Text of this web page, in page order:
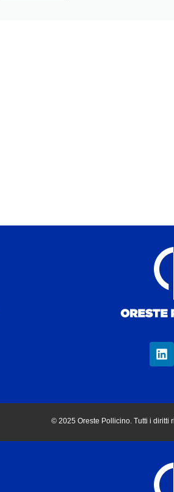
© 2025 Oreste Pollicino. Tutti i diritti